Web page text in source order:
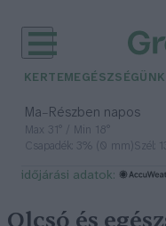
KERTEM EGÉSZSÉGÜNK
Ma– Részben napos
Max 31° / Min 18°
Csapadék: 3% (0 mm)Szél:
időjárási adatok: